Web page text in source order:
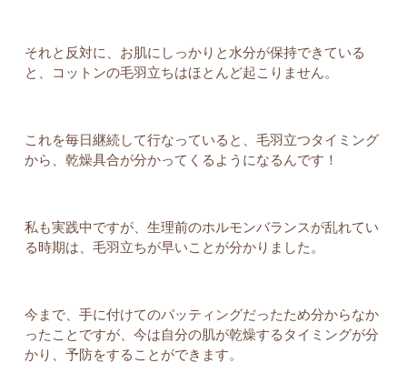
それと反対に、お肌にしっかりと水分が保持できている
と、コットンの毛羽立ちはほとんど起こりません。
これを毎日継続して行なっていると、毛羽立つタイミング
から、乾燥具合が分かってくるようになるんです！
私も実践中ですが、生理前のホルモンバランスが乱れてい
る時期は、毛羽立ちが早いことが分かりました。
今まで、手に付けてのパッティングだったため分からなか
ったことですが、今は自分の肌が乾燥するタイミングが分
かり、予防をすることができます。